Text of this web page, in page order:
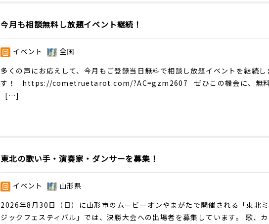
今月も相談無料し放題イベント継続！
イベント 全国
多くの声にお応えして、今月もご登録当日無料で相談し放題イベントを継続し
す！ https://cometruetarot.com/?AC=gzm2607
ぜひこの機会に、無料
[…]
東北の歌い手・演奏家・ダンサーを募集！
イベント 山形県
2026年8月30日（日）に山形市のムービーオンやまがたで開催される「東北
ジックフェスティバル」では、決勝大会への出場者を募集しています。 歌、